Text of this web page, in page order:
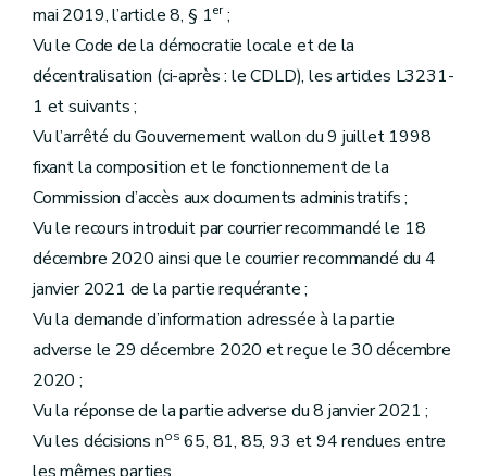
mai 2019, l’article 8, § 1er;
Vu le Code de la démocratie locale et de la
décentralisation (ci-après : le CDLD), les articles L3231-
1 et suivants ;
Vu l’arrêté du Gouvernement wallon du 9 juillet 1998
fixant la composition et le fonctionnement de la
Commission d’accès aux documents administratifs ;
Vu le recours introduit par courrier recommandé le 18
décembre 2020 ainsi que le courrier recommandé du 4
janvier 2021 de la partie requérante ;
Vu la demande d’information adressée à la partie
adverse le 29 décembre 2020 et reçue le 30 décembre
2020 ;
Vu la réponse de la partie adverse du 8 janvier 2021 ;
Vu les décisions nos 65, 81, 85, 93 et 94 rendues entre